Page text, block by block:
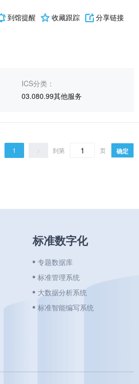
到馆提醒 收藏跟踪 分享链接
ICS分类：
03.080.99其他服务
1 > 到第 页 确定
标准数字化
专题数据库
标准管理系统
大数据分析系统
标准智能编写系统